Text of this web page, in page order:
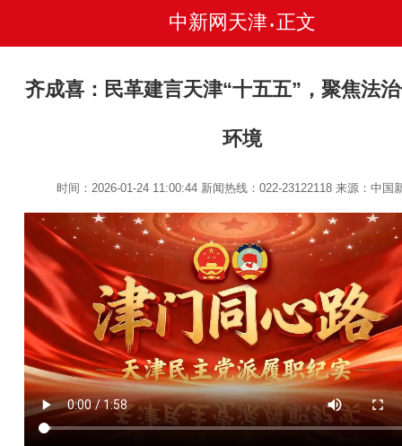
中新网天津 • 正文
齐成喜：民革建言天津“十五五”，聚焦法
环境
时间：2026-01-24 11:00:44 新闻热线：022-23122118来源：中国